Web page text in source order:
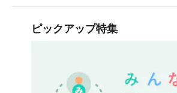
ピックアップ特集